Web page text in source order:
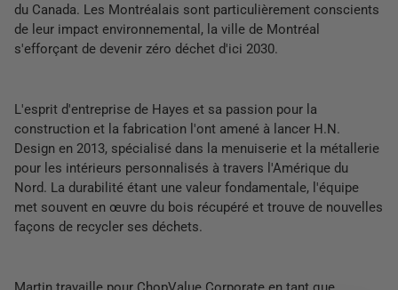
du Canada. Les Montréalais sont particulièrement conscients
de leur impact environnemental, la ville de Montréal
s'efforçant de devenir zéro déchet d'ici 2030.
L'esprit d'entreprise de Hayes et sa passion pour la
construction et la fabrication l'ont amené à lancer H.N.
Design en 2013, spécialisé dans la menuiserie et la métallerie
pour les intérieurs personnalisés à travers l'Amérique du
Nord. La durabilité étant une valeur fondamentale, l'équipe
met souvent en œuvre du bois récupéré et trouve de nouvelles
façons de recycler ses déchets.